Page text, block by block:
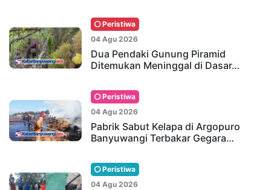
Peristiwa
04 Agu 2026
Dua Pendaki Gunung Piramid
Ditemukan Meninggal di Dasar…
Peristiwa
04 Agu 2026
Pabrik Sabut Kelapa di Argopuro
Banyuwangi Terbakar Gegara…
Peristiwa
04 Agu 2026